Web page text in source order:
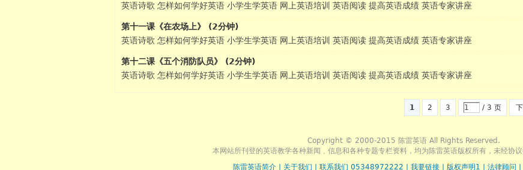
英语诗歌 怎样如何学好英语 小学生学英语 网上英语培训 英语阅读 提高英语成绩 英语专家讲座
第十一课《在农场上》 (2分钟)
英语诗歌 怎样如何学好英语 小学生学英语 网上英语培训 英语阅读 提高英语成绩 英语专家讲座
第十二课《五个消防队员》 (2分钟)
英语诗歌 怎样如何学好英语 小学生学英语 网上英语培训 英语阅读 提高英语成绩 英语专家讲座
1 2 3 / 3 页
Copyright © 2000-2015 陈雷英语 All Rights Reserved.
本网站所刊登的英语教学各种新闻﹑信息和各种专题专栏资料，均为陈雷英语版权所有，未经协议
陈雷英语简介
关于我们 联系我们 05348972222 我要链接 版权声明1 法律顾问